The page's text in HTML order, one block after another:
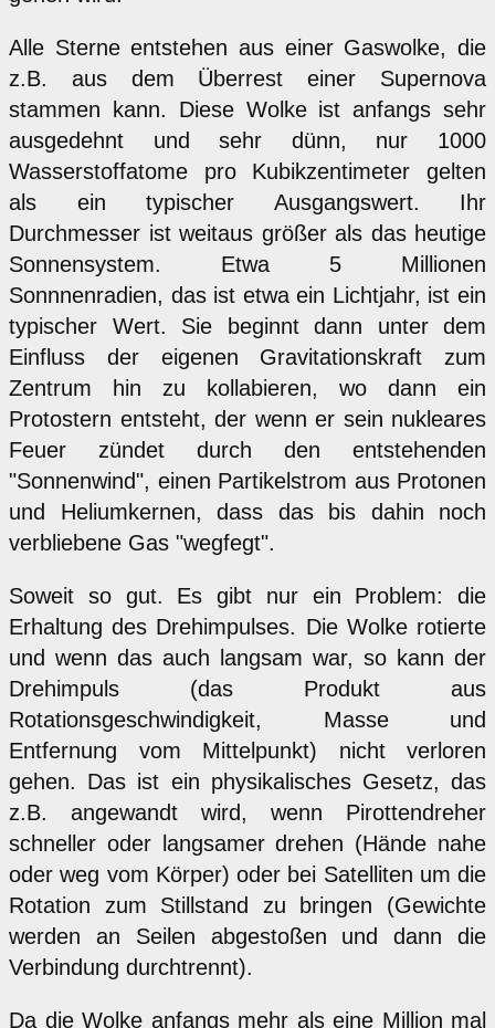
Alle Sterne entstehen aus einer Gaswolke, die
z.B. aus dem Überrest einer Supernova
stammen kann. Diese Wolke ist anfangs sehr
ausgedehnt und sehr dünn, nur 1000
Wasserstoffatome pro Kubikzentimeter gelten
als ein typischer Ausgangswert. Ihr
Durchmesser ist weitaus größer als das heutige
Sonnensystem. Etwa 5 Millionen
Sonnnenradien, das ist etwa ein Lichtjahr, ist ein
typischer Wert. Sie beginnt dann unter dem
Einfluss der eigenen Gravitationskraft zum
Zentrum hin zu kollabieren, wo dann ein
Protostern entsteht, der wenn er sein nukleares
Feuer zündet durch den entstehenden
"Sonnenwind", einen Partikelstrom aus Protonen
und Heliumkernen, dass das bis dahin noch
verbliebene Gas "wegfegt".
Soweit so gut. Es gibt nur ein Problem: die
Erhaltung des Drehimpulses. Die Wolke rotierte
und wenn das auch langsam war, so kann der
Drehimpuls (das Produkt aus
Rotationsgeschwindigkeit, Masse und
Entfernung vom Mittelpunkt) nicht verloren
gehen. Das ist ein physikalisches Gesetz, das
z.B. angewandt wird, wenn Pirottendreher
schneller oder langsamer drehen (Hände nahe
oder weg vom Körper) oder bei Satelliten um die
Rotation zum Stillstand zu bringen (Gewichte
werden an Seilen abgestoßen und dann die
Verbindung durchtrennt).
Da die Wolke anfangs mehr als eine Million mal